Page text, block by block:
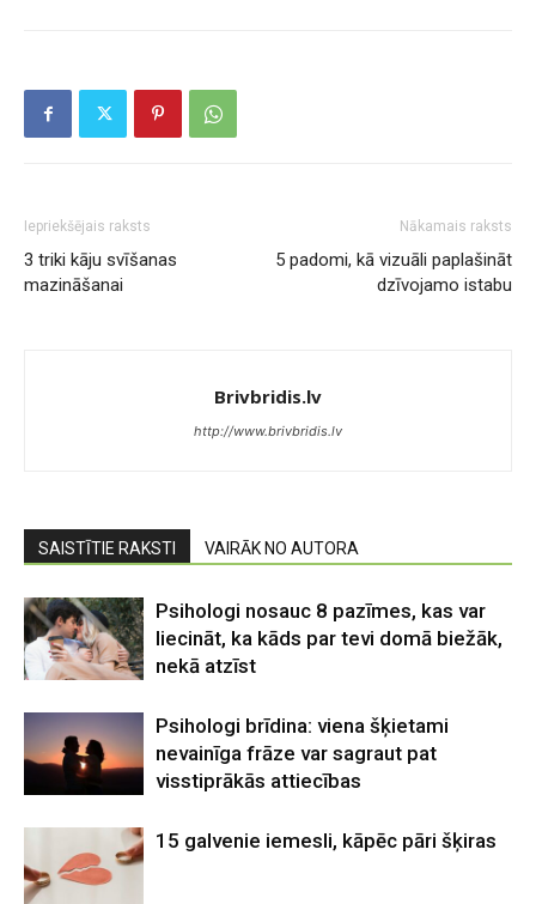
Iepriekšējais raksts
3 triki kāju svīšanas
mazināšanai
Nākamais raksts
5 padomi, kā vizuāli paplašināt
dzīvojamo istabu
Brivbridis.lv
http://www.brivbridis.lv
SAISTĪTIE RAKSTI VAIRĀK NO AUTORA
Psihologi nosauc 8 pazīmes, kas var
liecināt, ka kāds par tevi domā biežāk,
nekā atzīst
Psihologi brīdina: viena šķietami
nevainīga frāze var sagraut pat
visstiprākās attiecības
15 galvenie iemesli, kāpēc pāri šķiras